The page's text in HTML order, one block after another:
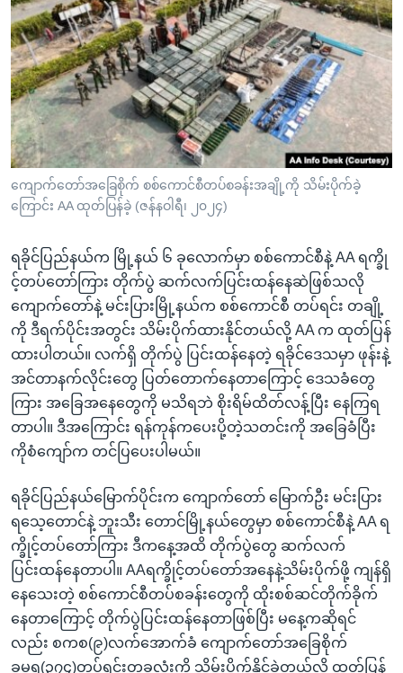
ရန်
ပင်မ
အ
ညွန်း
စာမျက်နှာ
သို့
ကျော်
ကြည့်
ရန်
ရန်
နေရာ
သို့
ကျော်
ရန်
မကြေးမုံရဲ့ အင်္ဂလိပ်စာ
ရုပ်ရှင်ထဲက အင်္ဂလိပ်စာ
သုတပဒေသာ အင်္ဂလိပ်စာ
ရေဒီယို
တီဗွီ
ရေဒီယိုနှင့်ရုပ်သံ အချက်အလက်များ
ရေဒီယို/တီဗွီအစီအစဉ်
Learning English
ဗွီအိုအေ လူမှုကွန်ယက်များ
ကျောက်တော်အခြေစိုက် စစ်ကောင်စီတပ်စခန်းအချို့ကို သိမ်းပိုက်ခဲ့
ကြောင်း AA ထုတ်ပြန်ခဲ့ (ဇန်နဝါရီ၊ ၂၀၂၄)
ရခိုင်ပြည်နယ်က မြို့နယ် ၆ ခုလောက်မှာ စစ်ကောင်စီနဲ့ AA ရက္ခို
င့်တပ်တော်ကြား တိုက်ပွဲ ဆက်လက်ပြင်းထန်နေဆဲဖြစ်သလို
ကျောက်တော်နဲ့ မင်းပြားမြို့နယ်က စစ်ကောင်စီ တပ်ရင်း တချို့
ကို ဒီရက်ပိုင်းအတွင်း သိမ်းပိုက်ထားနိုင်တယ်လို့ AA က ထုတ်ပြန်
ထားပါတယ်။ လက်ရှိ တိုက်ပွဲ ပြင်းထန်နေတဲ့ ရခိုင်ဒေသမှာ ဖုန်းနဲ့
အင်တာနက်လိုင်းတွေ ပြတ်တောက်နေတာကြောင့် ဒေသခံတွေ
ကြား အခြေအနေတွေကို မသိရဘဲ စိုးရိမ်ထိတ်လန့်ပြီး နေကြရ
တာပါ။ ဒီအကြောင်း ရန်ကုန်ကပေးပို့တဲ့သတင်းကို အခြေခံပြီး
ကိုစံကျော်က တင်ပြပေးပါမယ်။
ရခိုင်ပြည်နယ်မြောက်ပိုင်းက ကျောက်တော် မြောက်ဦး မင်းပြား
ရသေ့တောင်နဲ့ ဘူးသီး တောင်မြို့နယ်တွေမှာ စစ်ကောင်စီနဲ့ AA ရ
က္ခိုင့်တပ်တော်ကြား ဒီကနေ့အထိ တိုက်ပွဲတွေ ဆက်လက်
ပြင်းထန်နေတာပါ။ AAရက္ခိုင့်တပ်တော်အနေနဲ့သိမ်းပိုက်ဖို့ ကျန်ရှိ
နေသေးတဲ့ စစ်ကောင်စီတပ်စခန်းတွေကို ထိုးစစ်ဆင်တိုက်ခိုက်
နေတာကြောင့် တိုက်ပွဲပြင်းထန်နေတာဖြစ်ပြီး မနေ့ကဆိုရင်
လည်း စကစ(၉)လက်အောက်ခံ ကျောက်တော်အခြေစိုက်
ခမရ(၃၇၄)တပ်ရင်းတခုလုံးကို သိမ်းပိုက်နိုင်ခဲ့တယ်လို့ ထုတ်ပြန်